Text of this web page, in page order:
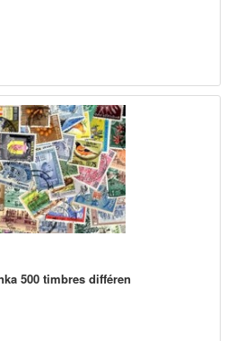
500 timbres différen